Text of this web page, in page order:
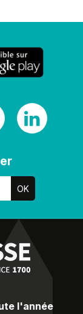
l'année